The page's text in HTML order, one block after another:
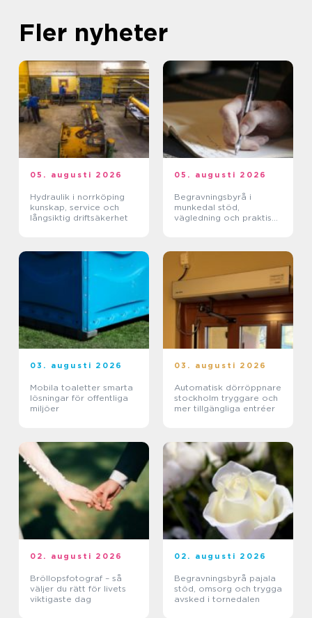
Fler nyheter
05. augusti 2026
Hydraulik i norrköping
kunskap, service och
långsiktig driftsäkerhet
05. augusti 2026
Begravningsbyrå i
munkedal stöd,
vägledning och praktisk
03. augusti 2026
Mobila toaletter smarta
lösningar för offentliga
miljöer
03. augusti 2026
Automatisk dörröppnare
stockholm tryggare och
mer tillgängliga entréer
02. augusti 2026
Bröllopsfotograf – så
väljer du rätt för livets
viktigaste dag
02. augusti 2026
Begravningsbyrå pajala
stöd, omsorg och trygga
avsked i tornedalen